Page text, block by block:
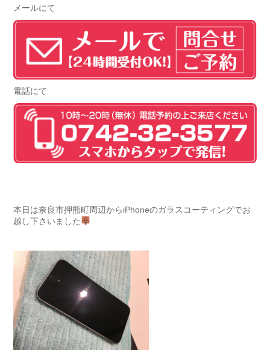
メールにて
電話にて
本日は奈良市押熊町周辺からiPhoneのガラスコーティングでお
越し下さいました